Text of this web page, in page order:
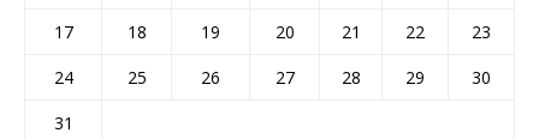
17
18 19 20 21 22
23
24
25 26 27 28 29
30
31